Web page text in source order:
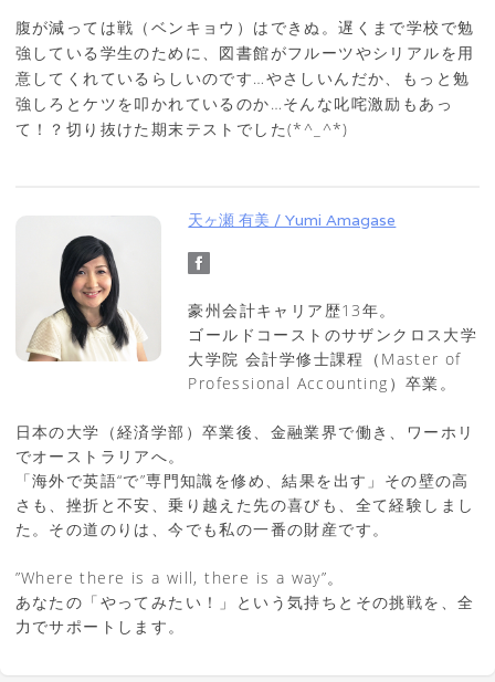
腹が減っては戦（ベンキョウ）はできぬ。遅くまで学校で勉
強している学生のために、図書館がフルーツやシリアルを用
意してくれているらしいのです…やさしいんだか、もっと勉
強しろとケツを叩かれているのか…そんな叱咤激励もあっ
て！？切り抜けた期末テストでした(*^_^*)
天ヶ瀬 有美 / Yumi Amagase
豪州会計キャリア歴13年。
ゴールドコーストのサザンクロス大学
大学院 会計学修士課程（Master of
Professional Accounting）卒業。
日本の大学（経済学部）卒業後、金融業界で働き、ワーホリ
でオーストラリアへ。
「海外で英語“で”専門知識を修め、結果を出す」その壁の高
さも、挫折と不安、乗り越えた先の喜びも、全て経験しまし
た。その道のりは、今でも私の一番の財産です。
”Where there is a will, there is a way”。
あなたの「やってみたい！」という気持ちとその挑戦を、全
力でサポートします。